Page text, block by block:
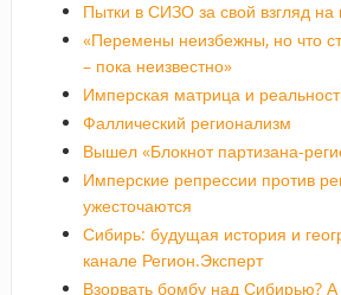
Пытки в СИЗО за свой взгляд на
«Перемены неизбежны, но что
– пока неизвестно»
Имперская матрица и
Фаллический регионализм
Вышел «Блокнот партизана-
Имперские репрессии против
ужесточаются
Сибирь: будущая история и
канале Регион.Эксперт
Взорвать бомбу над Сибирью?